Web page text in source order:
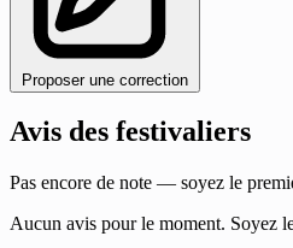
Proposer une correction
Avis des festivaliers
Pas encore de note — soyez le
Aucun avis pour le moment. Soyez